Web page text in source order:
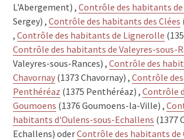
L'Abergement) ,Contrôle des habitants de
Sergey) ,Contrôle des habitants des Clées
,Contrôle des habitants de Lignerolle
Contrôle des habitants de Valeyres-sous-
Valeyres-sous-Rances) ,Contrôle des
Chavornay (1373 Chavornay) ,Contrôle
Penthéréaz (1375 Penthéréaz) ,Contrôle
Goumoens (1376 Goumoens-la-Ville) ,
habitants d'Oulens-sous-Echallens (1377
Echallens) oderContrôle des habitants de